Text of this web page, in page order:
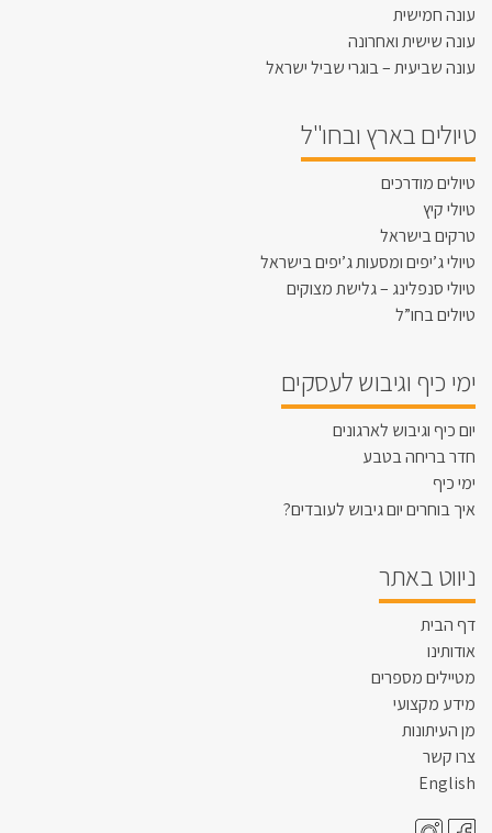
עונה חמישית
עונה שישית ואחרונה
עונה שביעית – בוגרי שביל ישראל
טיולים בארץ ובחו"ל
טיולים מודרכים
טיולי קיץ
טרקים בישראל
טיולי ג’יפים ומסעות ג’יפים בישראל
טיולי סנפלינג – גלישת מצוקים
טיולים בחו”ל
ימי כיף וגיבוש לעסקים
יום כיף וגיבוש לארגונים
חדר בריחה בטבע
ימי כיף
איך בוחרים יום גיבוש לעובדים?
ניווט באתר
דף הבית
אודותינו
מטיילים מספרים
מידע מקצועי
מן העיתונות
צרו קשר
English